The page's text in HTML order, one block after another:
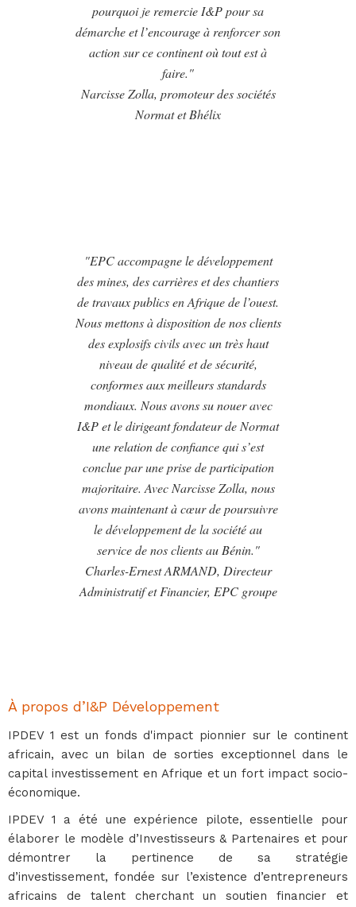
pourquoi je remercie I&P pour sa
démarche et l’encourage à renforcer son
action sur ce continent où tout est à
faire."
Narcisse Zolla, promoteur des sociétés
Normat et Bhélix
"EPC accompagne le développement
des mines, des carrières et des chantiers
de travaux publics en Afrique de l’ouest.
Nous mettons à disposition de nos clients
des explosifs civils avec un très haut
niveau de qualité et de sécurité,
conformes aux meilleurs standards
mondiaux. Nous avons su nouer avec
I&P et le dirigeant fondateur de Normat
une relation de confiance qui s’est
conclue par une prise de participation
majoritaire. Avec Narcisse Zolla, nous
avons maintenant à cœur de poursuivre
le développement de la société au
service de nos clients au Bénin."
Charles-Ernest ARMAND, Directeur
Administratif et Financier, EPC groupe
À propos d’I&P Développement
IPDEV 1 est un fonds d'impact pionnier sur le continent
africain, avec un bilan de sorties exceptionnel dans le
capital investissement en Afrique et un fort impact socio-
économique.
IPDEV 1 a été une expérience pilote, essentielle pour
élaborer le modèle d’Investisseurs & Partenaires et pour
démontrer la pertinence de sa stratégie
d’investissement, fondée sur l’existence d’entrepreneurs
africains de talent cherchant un soutien financier et